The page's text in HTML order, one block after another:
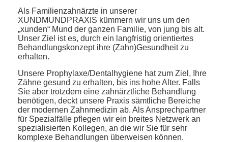
Als Familienzahnärzte in unserer
XUNDMUNDPRAXIS kümmern wir uns um den
„xunden“ Mund der ganzen Familie, von jung bis alt.
Unser Ziel ist es, durch ein langfristig orientiertes
Behandlungskonzept ihre (Zahn)Gesundheit zu
erhalten.
Unsere Prophylaxe/Dentalhygiene hat zum Ziel, Ihre
Zähne gesund zu erhalten, bis ins hohe Alter. Falls
Sie aber trotzdem eine zahnärztliche Behandlung
benötigen, deckt unsere Praxis sämtliche Bereiche
der modernen Zahnmedizin ab. Als Ansprechpartner
für Spezialfälle pflegen wir ein breites Netzwerk an
spezialisierten Kollegen, an die wir Sie für sehr
komplexe Behandlungen überweisen können.